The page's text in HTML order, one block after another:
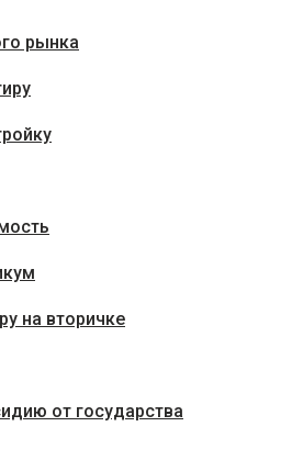
рынка
на вторичке
от государства